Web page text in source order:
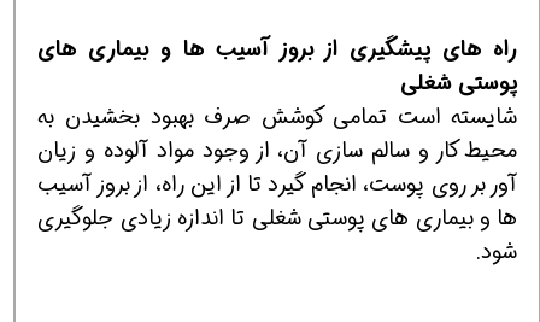
راه های پیشگیری از بروز آسیب ها و بیماری های
پوستی شغلی
شایسته است تمامی کوشش صرف بهبود بخشیدن به
محیط کار و سالم سازی آن، از وجود مواد آلوده و زیان
آور بر روی پوست، انجام گیرد تا از این راه، از بروز آسیب
ها و بیماری های پوستی شغلی تا اندازه زیادی جلوگیری
شود.